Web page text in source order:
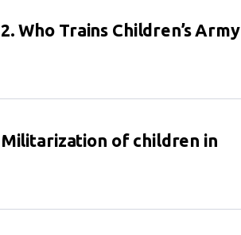
Who Trains Children’s Army
of children in